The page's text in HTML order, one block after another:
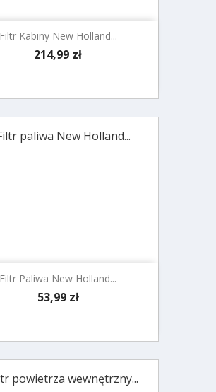
Filtr Kabiny New Holland...
Cena
214,99 zł
Filtr Paliwa New Holland...
Cena
53,99 zł